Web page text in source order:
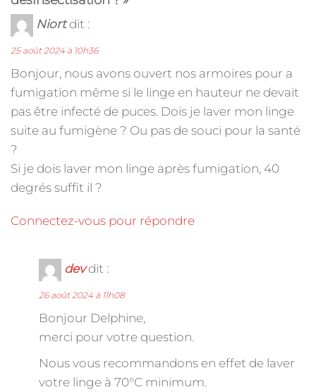
Niort dit :
25 août 2024 à 10h36
Bonjour, nous avons ouvert nos armoires pour a
fumigation même si le linge en hauteur ne devait
pas être infecté de puces. Dois je laver mon linge
suite au fumigène ? Ou pas de souci pour la santé
?
Si je dois laver mon linge après fumigation, 40
degrés suffit il ?
Connectez-vous pour répondre
dev dit :
26 août 2024 à 11h08
Bonjour Delphine,
merci pour votre question.
Nous vous recommandons en effet de laver
votre linge à 70°C minimum.